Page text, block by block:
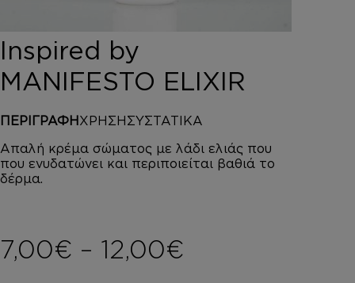
HOROMIA
SPECIAL OFFERS
ΚΑΛΑΘΙ
Inspired by
MANIFESTO ELIXIR
ΠΕΡΙΓΡΑΦΗ ΧΡΗΣΗ ΣΥΣΤΑΤΙΚΑ
Απαλή κρέμα σώματος με λάδι ελιάς που
που ενυδατώνει και περιποιείται βαθιά το
δέρμα.
7,00€ – 12,00€